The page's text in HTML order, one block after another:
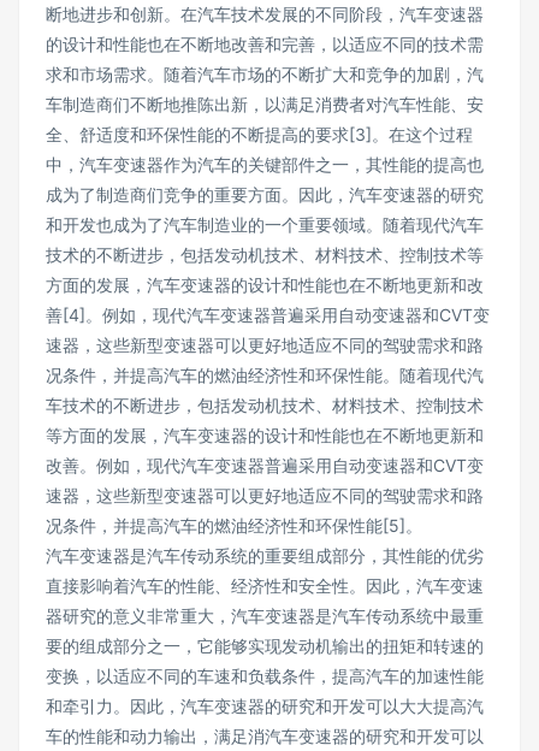
断地进步和创新。在汽车技术发展的不同阶段，汽车变速器
的设计和性能也在不断地改善和完善，以适应不同的技术需
求和市场需求。随着汽车市场的不断扩大和竞争的加剧，汽
车制造商们不断地推陈出新，以满足消费者对汽车性能、安
全、舒适度和环保性能的不断提高的要求[3]。在这个过程
中，汽车变速器作为汽车的关键部件之一，其性能的提高也
成为了制造商们竞争的重要方面。因此，汽车变速器的研究
和开发也成为了汽车制造业的一个重要领域。随着现代汽车
技术的不断进步，包括发动机技术、材料技术、控制技术等
方面的发展，汽车变速器的设计和性能也在不断地更新和改
善[4]。例如，现代汽车变速器普遍采用自动变速器和CVT变
速器，这些新型变速器可以更好地适应不同的驾驶需求和路
况条件，并提高汽车的燃油经济性和环保性能。随着现代汽
车技术的不断进步，包括发动机技术、材料技术、控制技术
等方面的发展，汽车变速器的设计和性能也在不断地更新和
改善。例如，现代汽车变速器普遍采用自动变速器和CVT变
速器，这些新型变速器可以更好地适应不同的驾驶需求和路
况条件，并提高汽车的燃油经济性和环保性能[5]。
汽车变速器是汽车传动系统的重要组成部分，其性能的优劣
直接影响着汽车的性能、经济性和安全性。因此，汽车变速
器研究的意义非常重大，汽车变速器是汽车传动系统中最重
要的组成部分之一，它能够实现发动机输出的扭矩和转速的
变换，以适应不同的车速和负载条件，提高汽车的加速性能
和牵引力。因此，汽车变速器的研究和开发可以大大提高汽
车的性能和动力输出，满足消汽车变速器的研究和开发可以